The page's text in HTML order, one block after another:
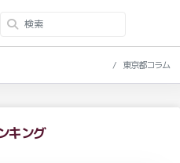
東京都コラム
キング